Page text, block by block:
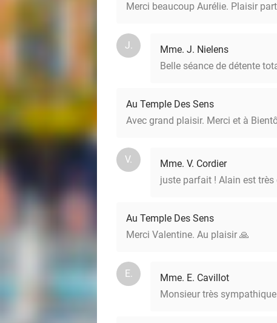
Merci beaucoup Aurélie. Plaisir
J.
Mme. J. Nielens
Belle séance de détente
Au Temple Des Sens
Avec grand plaisir. Merci et à
V.
Mme. V. Cordier
juste parfait ! Alain est
Au Temple Des Sens
Merci Valentine. Au plaisir 🙏
E.
Mme. E. Cavillot
Monsieur très